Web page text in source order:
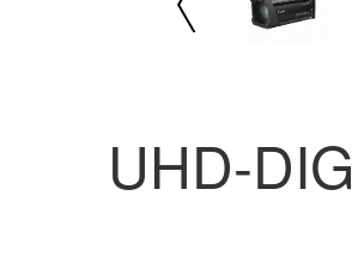
UHD-